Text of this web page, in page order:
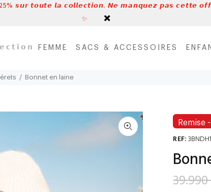
𝙨𝙪𝙧 𝙩𝙤𝙪𝙩𝙚 𝙡𝙖 𝙘𝙤𝙡𝙡𝙚𝙘𝙩𝙞𝙤𝙣. 𝙉𝙚 𝙢𝙖𝙣𝙦𝙪𝙚𝙯 𝙥𝙖𝙨 𝙘𝙚𝙩𝙩𝙚
✨
FEMME SACS & ACCESSOIRES
Bonnet en laine
Remise
REF: